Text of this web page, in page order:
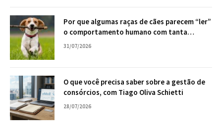
Por que algumas raças de cães parecem “ler”
o comportamento humano com tanta
facilidade?
31/07/2026
O que você precisa saber sobre a gestão de
consórcios, com Tiago Oliva Schietti
28/07/2026